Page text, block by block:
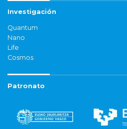
Investigación
Quantum
Nano
Life
Cosmos
Patronato